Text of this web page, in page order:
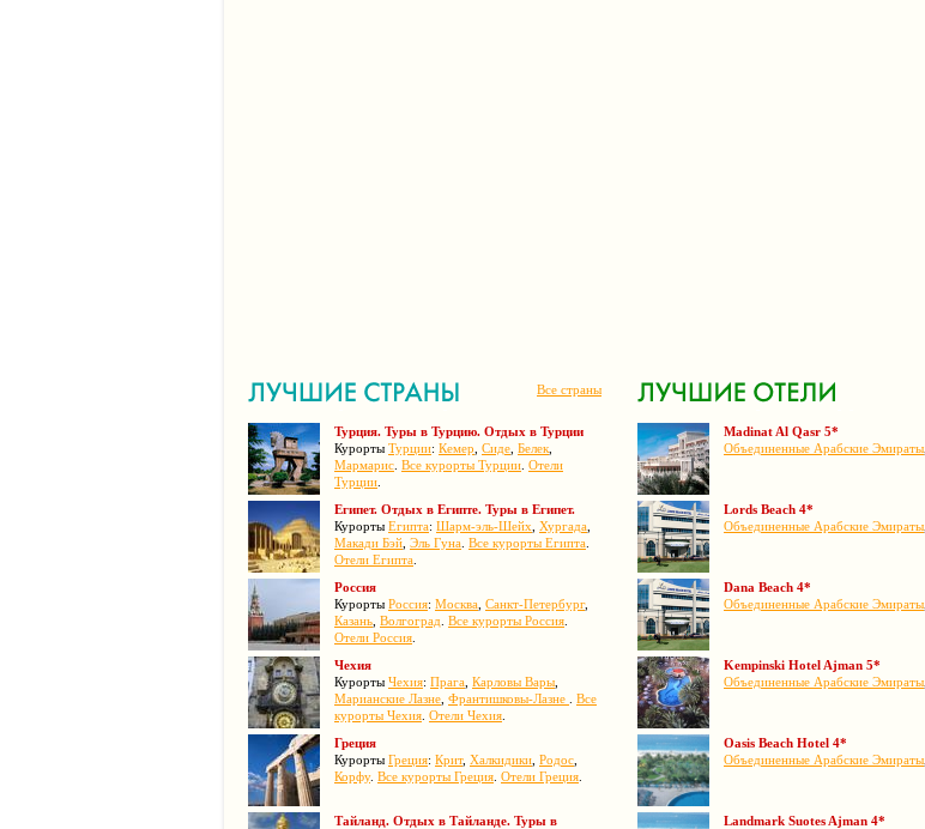
Все страны
Турция. Туры в Турцию. Отдых в Турции
Курорты Турции: Кемер Сиде Белек
Мармарис Все курорты Турции Отели
Турции
Египет. Отдых в Египте. Туры в Египет.
Курорты Египта: Шарм-эль-Шейх Хургада
Макади Бэй Эль Гуна Все курорты Египта
Отели Египта
Россия
Курорты Россия: Москва Санкт-Петербург,
Казань Волгоград Все курорты Россия
Отели Россия
Чехия
Курорты Чехия: Прага Карловы Вары
Марианские Лазне Франтишковы-Лазне
Все
курорты Чехия Отели Чехия
Греция
Курорты Греция: Крит, Халкидики Родос
Корфу. Все курорты Греция Отели Греция
Тайланд. Отдых в Тайланде. Туры в
Madinat Al Qasr 5*
Объединенные Арабские Эмираты
Lords Beach 4*
Объединенные Арабские Эмираты
Dana Beach 4*
Объединенные Арабские Эмираты
Kempinski Hotel Ajman 5*
Объединенные Арабские Эмираты
Oasis Beach Hotel 4*
Объединенные Арабские Эмираты
Landmark Suotes Ajman 4*